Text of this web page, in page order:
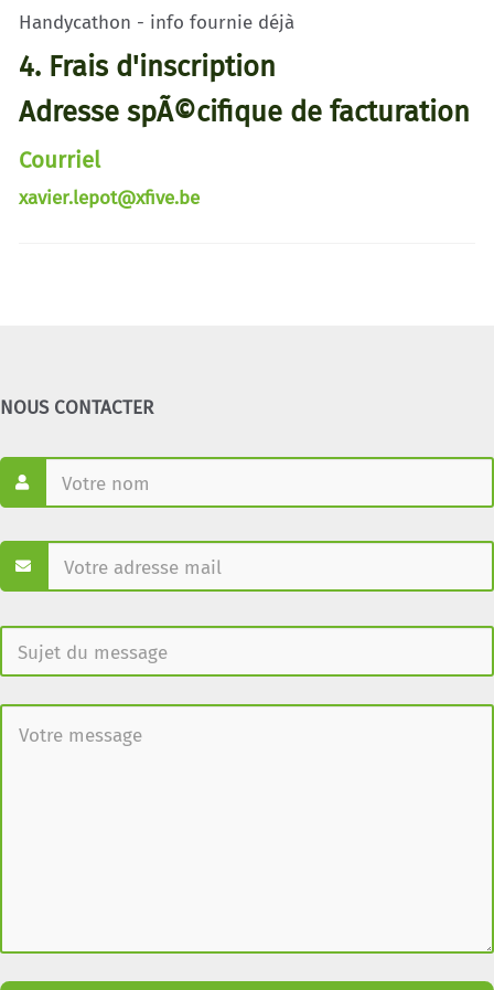
Handycathon - info fournie déjà
4. Frais d'inscription
Adresse spÃ©cifique de facturation
Courriel
xavier.lepot@xfive.be
NOUS CONTACTER